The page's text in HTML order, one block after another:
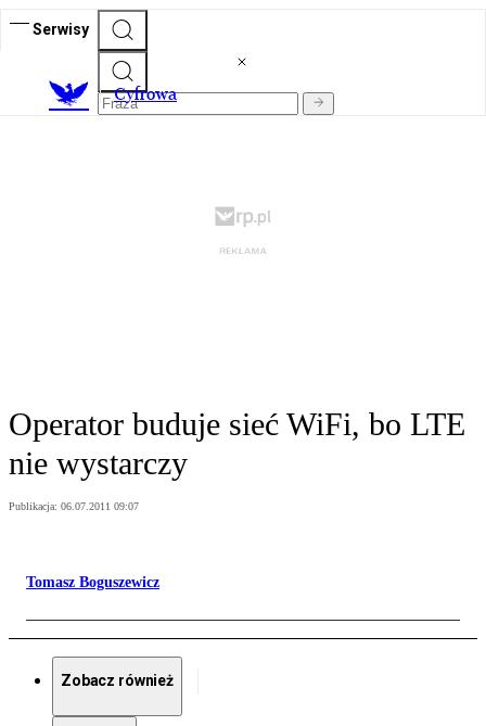
Serwisy
Cyfrowa
Operator buduje sieć WiFi, bo LTE
nie wystarczy
Publikacja: 06.07.2011 09:07
Tomasz Boguszewicz
Zobacz również